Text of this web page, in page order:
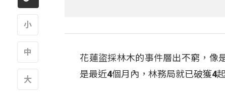
花蓮盜採林木的事件層出不窮，像
是最近4個月內，林務局就已破獲4